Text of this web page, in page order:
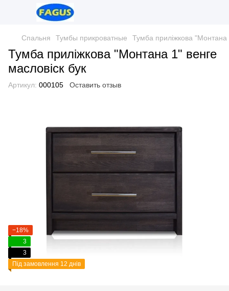
Спальня Тумбы прикроватные Тумба приліжкова "Монтана
Тумба приліжкова "Монтана 1" венге
масловіск бук
Артикул: 000105 Оставить отзыв
−18%
3
3
Під замовлення 12 днів